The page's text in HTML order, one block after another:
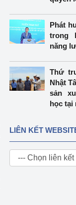
Phát
trong
năng
Thứ
Nhật
sản
học tại
LIÊN KẾT